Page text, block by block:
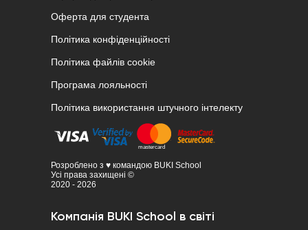
Оферта для студента
Політика конфіденційності
Політика файлів cookie
Програма лояльності
Політика використання штучного інтелекту
Розроблено з ♥ командою BUKI School
Усі права захищені ©
2020 - 2026
Компанія BUKI School в світі